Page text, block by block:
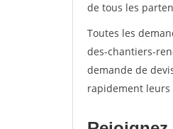
de tous les
Toutes les
des-chantiers-
demande de
rapidement